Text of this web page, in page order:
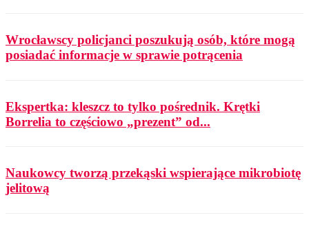
Wrocławscy policjanci poszukują osób, które mogą
posiadać informacje w sprawie potrącenia
Ekspertka: kleszcz to tylko pośrednik. Krętki
Borrelia to częściowo „prezent” od...
Naukowcy tworzą przekąski wspierające mikrobiotę
jelitową